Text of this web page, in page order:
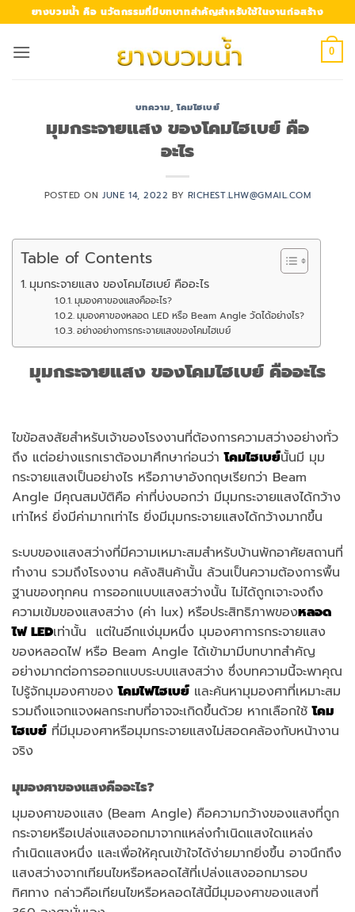
to
content
ยางบวมน้ำ คือ นวัตกรรมที่มีบทบาทสำคัญสำหรับใช้ในงานก่อสร้าง
0
บทความ,โคมไฮเบย์
มุมกระจายแสง ของโคมไฮเบย์ คือ
อะไร
POSTED ONJUNE 14, 2022 BY RICHEST.LHW@GMAIL.COM
Table of Contents
มุมกระจายแสง ของโคมไฮเบย์ คืออะไร
มุมองศาของแสงคืออะไร?
มุมองศาของหลอด LED หรือ Beam Angle วัดได้อย่างไร?
อย่างอย่างการกระจายแสงของโคมไฮเบย์
มุมกระจายแสง ของโคมไฮเบย์ คืออะไร
ไขข้อสงสัยสำหรับเจ้าของโรงงานที่ต้องการความสว่างอย่างทั่ว
ถึง แต่อย่างแรกเราต้องมาศึกษาก่อนว่าโคมไฮเบย์นั้นมี มุม
กระจายแสงเป็นอย่างไร หรือภาษาอังกฤษเรียกว่า Beam
Angle มีคุณสมบัติคือ ค่าที่บ่งบอกว่า มีมุมกระจายแสงได้กว้าง
เท่าไหร่ ยิ่งมีค่ามากเท่าไร ยิ่งมีมุมกระจายแสงได้กว้างมากขึ้น
ระบบของแสงสว่างที่มีความเหมาะสมสำหรับบ้านพักอาศัยสถานที่
ทำงาน รวมถึงโรงงาน คลังสินค้านั้น ล้วนเป็นความต้องการพื้น
ฐานของทุกคน การออกแบบแสงสว่างนั้น ไม่ได้ถูกเจาะจงถึง
ความเข้มของแสงสว่าง (ค่า lux) หรือประสิทธิภาพของหลอด
ไฟ LEDเท่านั้น แต่ในอีกแง่มุมหนึ่ง มุมองศาการกระจายแสง
ของหลอดไฟ หรือ Beam Angle ได้เข้ามามีบทบาทสำคัญ
อย่างมากต่อการออกแบบระบบแสงสว่าง ซึ่งบทความนี้จะพาคุณ
ไปรู้จักมุมองศาของโคมไฟไฮเบย์ และค้นหามุมองศาที่เหมาะสม
รวมถึงแจกแจงผลกระทบที่อาจจะเกิดขึ้นด้วย หากเลือกใช้โคม
ไฮเบย์ ที่มีมุมองศาหรือมุมกระจายแสงไม่สอดคล้องกับหน้างาน
จริง
มุมองศาของแสงคืออะไร?
มุมองศาของแสง (Beam Angle) คือความกว้างของแสงที่ถูก
กระจายหรือเปล่งแสงออกมาจากแหล่งกำเนิดแสงใดแหล่ง
กำเนิดแสงหนึ่ง และเพื่อให้คุณเข้าใจได้ง่ายมากยิ่งขึ้น อาจนึกถึง
แสงสว่างจากเทียนไขหรือหลอดไส้ที่เปล่งแสงออกมารอบ
ทิศทาง กล่าวคือเทียนไขหรือหลอดไส้นี้มีมุมองศาของแสงที่